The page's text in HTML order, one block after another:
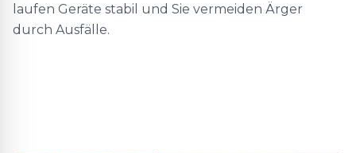
laufen Geräte stabil und Sie vermeiden Ärger
durch Ausfälle.